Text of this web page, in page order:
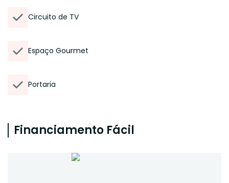
Circuito de TV
Espaço Gourmet
Portaria
Financiamento Fácil